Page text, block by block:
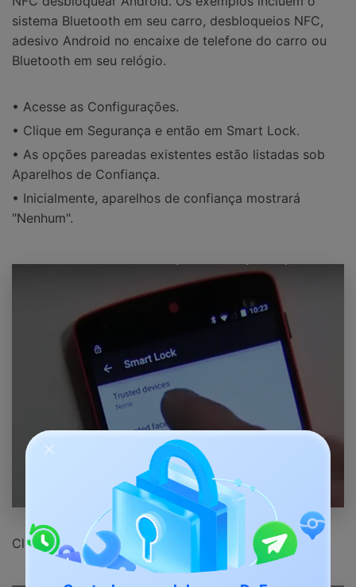
sistema Bluetooth em seu carro, desbloqueios NFC,
adesivo Android no encaixe de telefone do carro ou
Bluetooth em seu relógio.
• Acesse as Configurações.
• Clique em Segurança e então em Smart Lock.
• As opções pareadas existentes estão listadas sob
Aparelhos de Confiança.
• Inicialmente, aparelhos de confiança mostrará
"Nenhum".
Clique em Adicionar Aparelhos Confiáveis.